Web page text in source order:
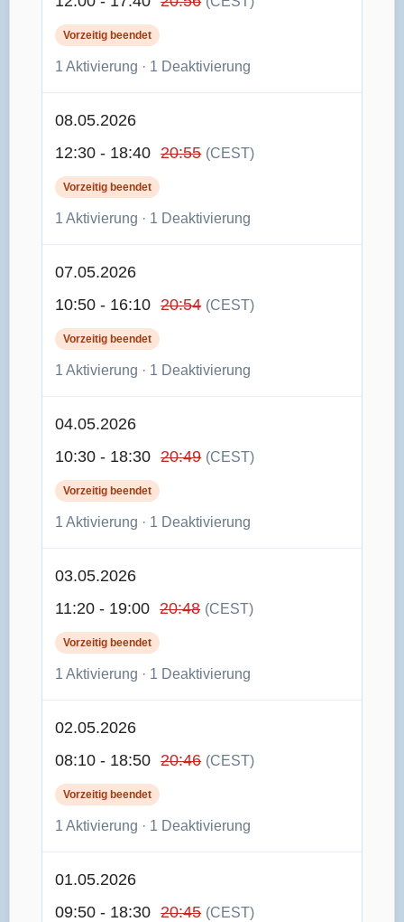
Vorzeitig beendet
1 Aktivierung · 1 Deaktivierung
08.05.2026
12:30 - 18:40 20:55 (CEST)
Vorzeitig beendet
1 Aktivierung · 1 Deaktivierung
07.05.2026
10:50 - 16:10 20:54 (CEST)
Vorzeitig beendet
1 Aktivierung · 1 Deaktivierung
04.05.2026
10:30 - 18:30 20:49 (CEST)
Vorzeitig beendet
1 Aktivierung · 1 Deaktivierung
03.05.2026
11:20 - 19:00 20:48 (CEST)
Vorzeitig beendet
1 Aktivierung · 1 Deaktivierung
02.05.2026
08:10 - 18:50 20:46 (CEST)
Vorzeitig beendet
1 Aktivierung · 1 Deaktivierung
01.05.2026
09:50 - 18:30 20:45 (CEST)